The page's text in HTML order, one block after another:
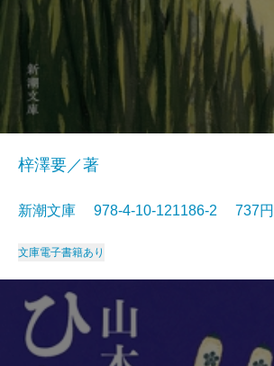
梓澤要／著
新潮文庫 978-4-10-121186-2 737
文庫電子書籍あり